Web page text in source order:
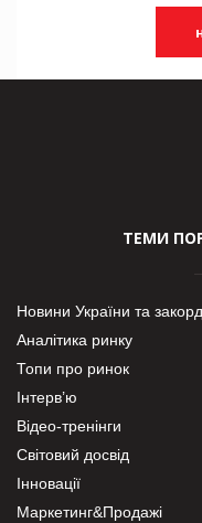
ТЕМИ
Новини України та
Аналітика ринку
Топи про ринок
Інтерв’ю
Відео-тренінги
Світовий досвід
Інновації
Маркетинг&Продажі